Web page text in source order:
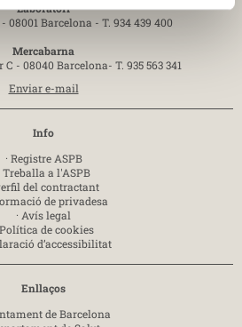
Laboratori
- 08001 Barcelona - T. 934 439 400
Mercabarna
C - 08040 Barcelona- T. 935 563 341
Enviar e-mail
Info
· Registre ASPB
Treballa a l'ASPB
del contractant
de privadesa
· Avís legal
Política de cookies
d’accessibilitat
Enllaços
de Barcelona